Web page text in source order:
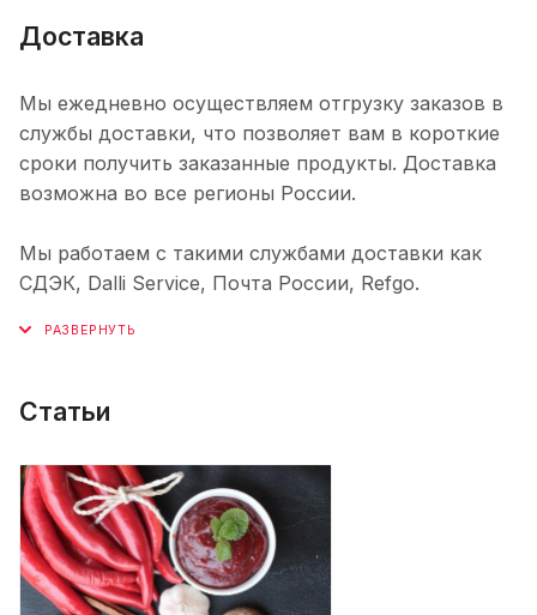
Доставка
Мы ежедневно осуществляем отгрузку заказов в
службы доставки, что позволяет вам в короткие
сроки получить заказанные продукты. Доставка
возможна во все регионы России.
Мы работаем с такими службами доставки как
СДЭК, Dalli Service, Почта России, Refgo.
Статьи